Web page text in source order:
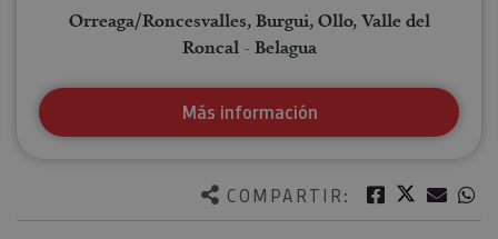
COMPARTIR: Facebook
Twitter
Orreaga/Roncesvalles, Burgui, Ollo, Valle del
Roncal - Belagua
Más información